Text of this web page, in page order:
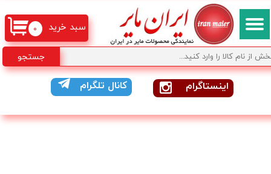
جستجو
کانال تلگرام اینستاگرام
۰ سبد خرید